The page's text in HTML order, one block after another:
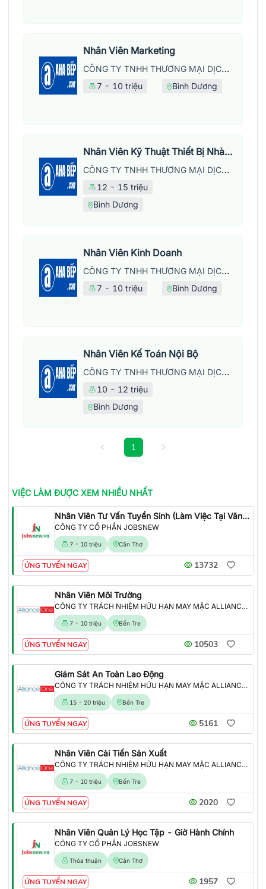
Nhân Viên Marketing
CÔNG TY TNHH THƯƠNG MẠI DỊCH VỤ LỘC KỲ HƯNG
7 - 10 triệu Bình Dương
Nhân Viên Kỹ Thuật Thiết Bị Nhà Bếp
CÔNG TY TNHH THƯƠNG MẠI DỊCH VỤ LỘC KỲ HƯNG
12 - 15 triệu
Bình Dương
Nhân Viên Kinh Doanh
CÔNG TY TNHH THƯƠNG MẠI DỊCH VỤ LỘC KỲ HƯNG
7 - 10 triệu Bình Dương
Nhân Viên Kế Toán Nội Bộ
CÔNG TY TNHH THƯƠNG MẠI DỊCH VỤ LỘC KỲ HƯNG
10 - 12 triệu
Bình Dương
1
VIỆC LÀM ĐƯỢC XEM NHIỀU NHẤT
Nhân Viên Tư Vấn Tuyển Sinh (Làm Việc Tại Văn Phòng)
CÔNG TY CỔ PHẦN JOBSNEW
7 - 10 triệu Cần Thơ
ỨNG TUYỂN NGAY 13732
Nhân Viên Môi Trường
CÔNG TY TRÁCH NHIỆM HỮU HẠN MAY MẶC ALLIANCE ONE
7 - 10 triệu Bến Tre
ỨNG TUYỂN NGAY 10503
Giám Sát An Toàn Lao Động
CÔNG TY TRÁCH NHIỆM HỮU HẠN MAY MẶC ALLIANCE ONE
15 - 20 triệu Bến Tre
ỨNG TUYỂN NGAY 5161
Nhân Viên Cải Tiến Sản Xuất
CÔNG TY TRÁCH NHIỆM HỮU HẠN MAY MẶC ALLIANCE ONE
7 - 10 triệu Bến Tre
ỨNG TUYỂN NGAY 2020
Nhân Viên Quản Lý Học Tập - Giờ Hành Chính
CÔNG TY CỔ PHẦN JOBSNEW
Thỏa thuận Cần Thơ
ỨNG TUYỂN NGAY 1957